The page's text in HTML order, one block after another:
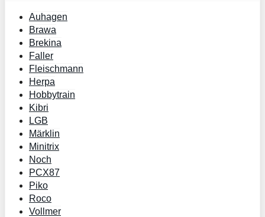
Auhagen
Brawa
Brekina
Faller
Fleischmann
Herpa
Hobbytrain
Kibri
LGB
Märklin
Minitrix
Noch
PCX87
Piko
Roco
Vollmer